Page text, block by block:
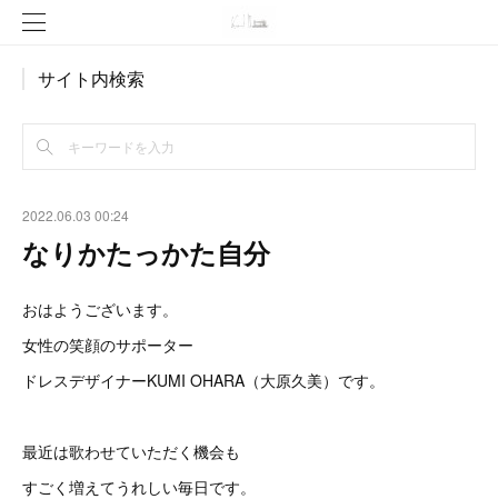
サイト内検索
2022.06.03 00:24
なりかたっかた自分
おはようございます。
女性の笑顔のサポーター
ドレスデザイナーKUMI OHARA（大原久美）です。
最近は歌わせていただく機会も
すごく増えてうれしい毎日です。